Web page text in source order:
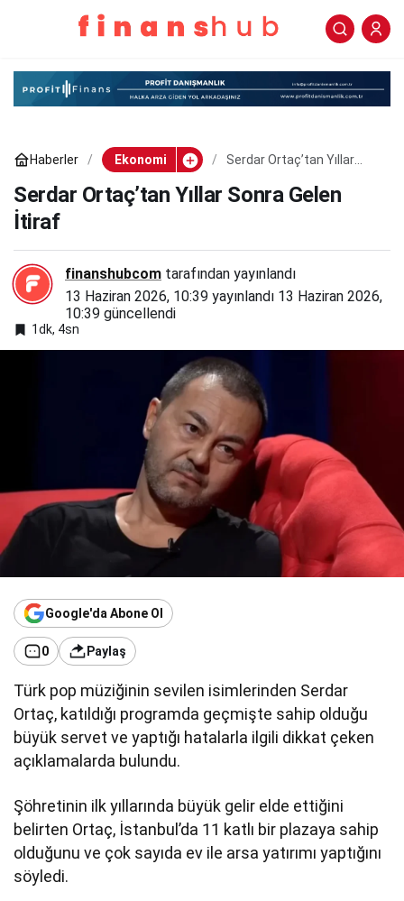
Haberler Ekonomi
Serdar Ortaç’tan Yıllar
Serdar Ortaç’tan Yıllar Sonra Gelen
İtiraf
finanshubcom tarafından yayınlandı
13 Haziran 2026, 10:39 yayınlandı 13 Haziran 2026,
10:39 güncellendi
1dk, 4sn
Google'da Abone Ol
0 Paylaş
Türk pop müziğinin sevilen isimlerinden Serdar
Ortaç, katıldığı programda geçmişte sahip olduğu
büyük servet ve yaptığı hatalarla ilgili dikkat çeken
açıklamalarda bulundu.
Şöhretinin ilk yıllarında büyük gelir elde ettiğini
belirten Ortaç, İstanbul’da 11 katlı bir plazaya sahip
olduğunu ve çok sayıda ev ile arsa yatırımı yaptığını
söyledi.
Serdar Ortaç’tan Yıllar
Sonra Gelen İtiraf
0 Paylaş